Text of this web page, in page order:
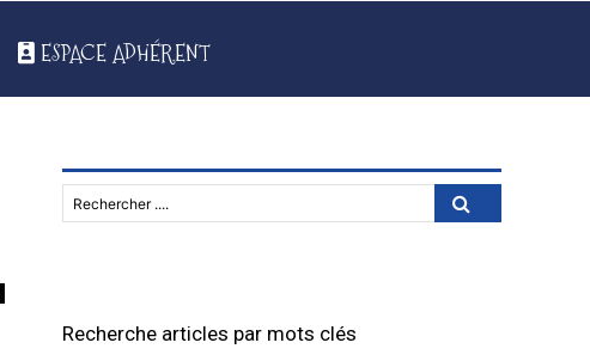
ESPACE ADHÉRENT
Rechercher ....
Recherche articles par mots clés